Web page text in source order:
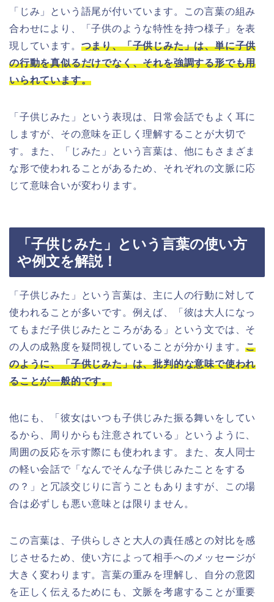
「じみ」という語尾が付いています。この言葉の組み
合わせにより、「子供のような特性を持つ様子」を表
現しています。 つまり、「子供じみた」は、単に子供
の行動を真似るだけでなく、それを強調する形でも用
いられています。
「子供じみた」という表現は、日常会話でもよく耳に
しますが、その意味を正しく理解することが大切で
す。また、「じみた」という言葉は、他にもさまざま
な形で使われることがあるため、それぞれの文脈に応
じて意味合いが変わります。
「子供じみた」という言葉の使い方
や例文を解説！
「子供じみた」という言葉は、主に人の行動に対して
使われることが多いです。例えば、「彼は大人になっ
てもまだ子供じみたところがある」という文では、そ
の人の成熟度を疑問視していることが分かります。こ
のように、「子供じみた」は、批判的な意味で使われ
ることが一般的です。
他にも、「彼女はいつも子供じみた振る舞いをしてい
るから、周りからも注意されている」というように、
周囲の反応を示す際にも使われます。また、友人同士
の軽い会話で「なんでそんな子供じみたことをする
の？」と冗談交じりに言うこともありますが、この場
合は必ずしも悪い意味とは限りません。
この言葉は、子供らしさと大人の責任感との対比を感
じさせるため、使い方によって相手へのメッセージが
大きく変わります。言葉の重みを理解し、自分の意図
を正しく伝えるためにも、文脈を考慮することが重要